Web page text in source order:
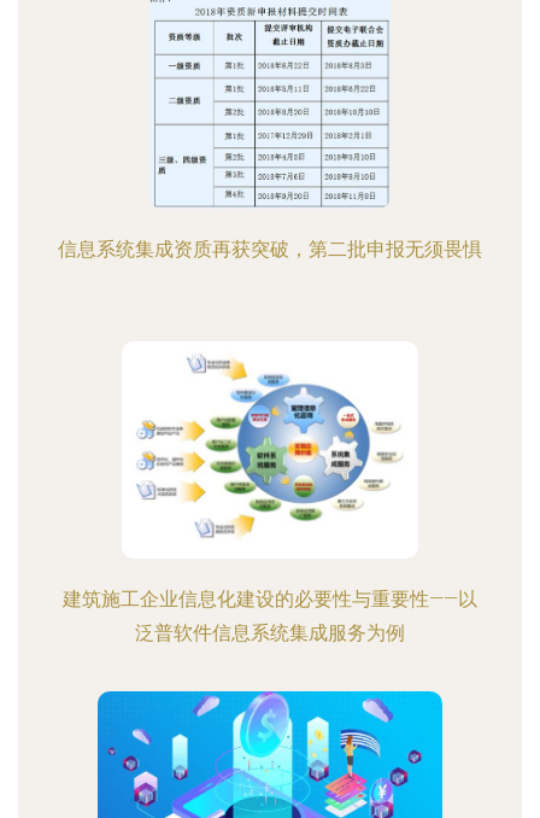
信息系统集成资质再获突破，第二批申报无须畏惧
建筑施工企业信息化建设的必要性与重要性——以
泛普软件信息系统集成服务为例